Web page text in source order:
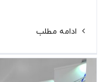
ادامه مطلب